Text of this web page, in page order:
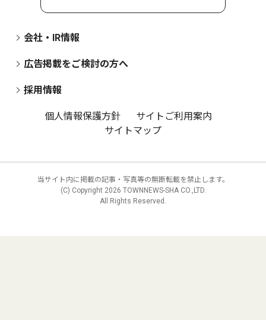
会社・IR情報
広告掲載をご検討の方へ
採用情報
個人情報保護方針
サイトご利用案内
サイトマップ
当サイト内に掲載の記事・写真等の無断転載を禁止します。
(C) Copyright 2026 TOWNNEWS-SHA CO.,LTD.
All Rights Reserved.